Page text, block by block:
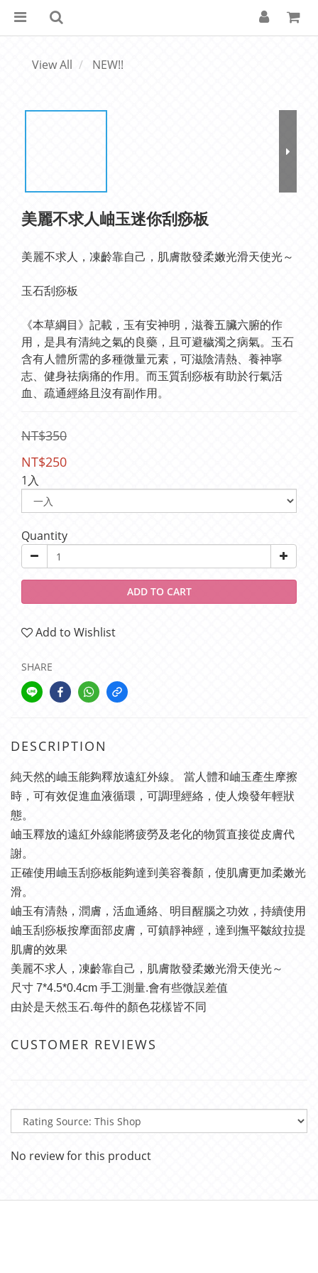
View All NEW!!
美麗不求人岫玉迷你刮痧板
美麗不求人，凍齡靠自己，肌膚散發柔嫩光滑天使光～
玉石刮痧板
《本草綱目》記載，玉有安神明，滋養五臟六腑的作
用，是具有清純之氣的良藥，且可避穢濁之病氣。玉石
含有人體所需的多種微量元素，可滋陰清熱、養神寧
志、健身祛病痛的作用。而玉質刮痧板有助於行氣活
血、疏通經絡且沒有副作用。
NT$350
NT$250
1入
Quantity
ADD TO CART
Add to Wishlist
SHARE
DESCRIPTION
純天然的岫玉能夠釋放遠紅外線。 當人體和岫玉產生摩擦
時，可有效促進血液循環，可調理經絡，使人煥發年輕狀
態。
岫玉釋放的遠紅外線能將疲勞及老化的物質直接從皮膚代
謝。
正確使用岫玉刮痧板能夠達到美容養顏，使肌膚更加柔嫩光
滑。
岫玉有清熱，潤膚，活血通絡、明目醒腦之功效，持續使用
岫玉刮痧板按摩面部皮膚，可鎮靜神經，達到撫平皺紋拉提
肌膚的效果
美麗不求人，凍齡靠自己，肌膚散發柔嫩光滑天使光～
尺寸 7*4.5*0.4cm 手工測量.會有些微誤差值
由於是天然玉石.每件的顏色花樣皆不同
CUSTOMER REVIEWS
No review for this product